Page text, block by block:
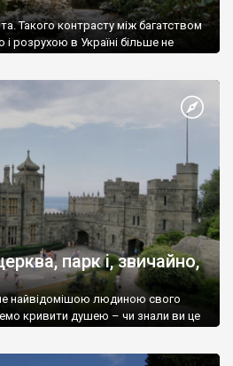
Такого контрасту між багатством
розрухою в Україні більше не
парк і, звичайно,
найвідомішою людиною свого
кривити душею – чи знали ви це